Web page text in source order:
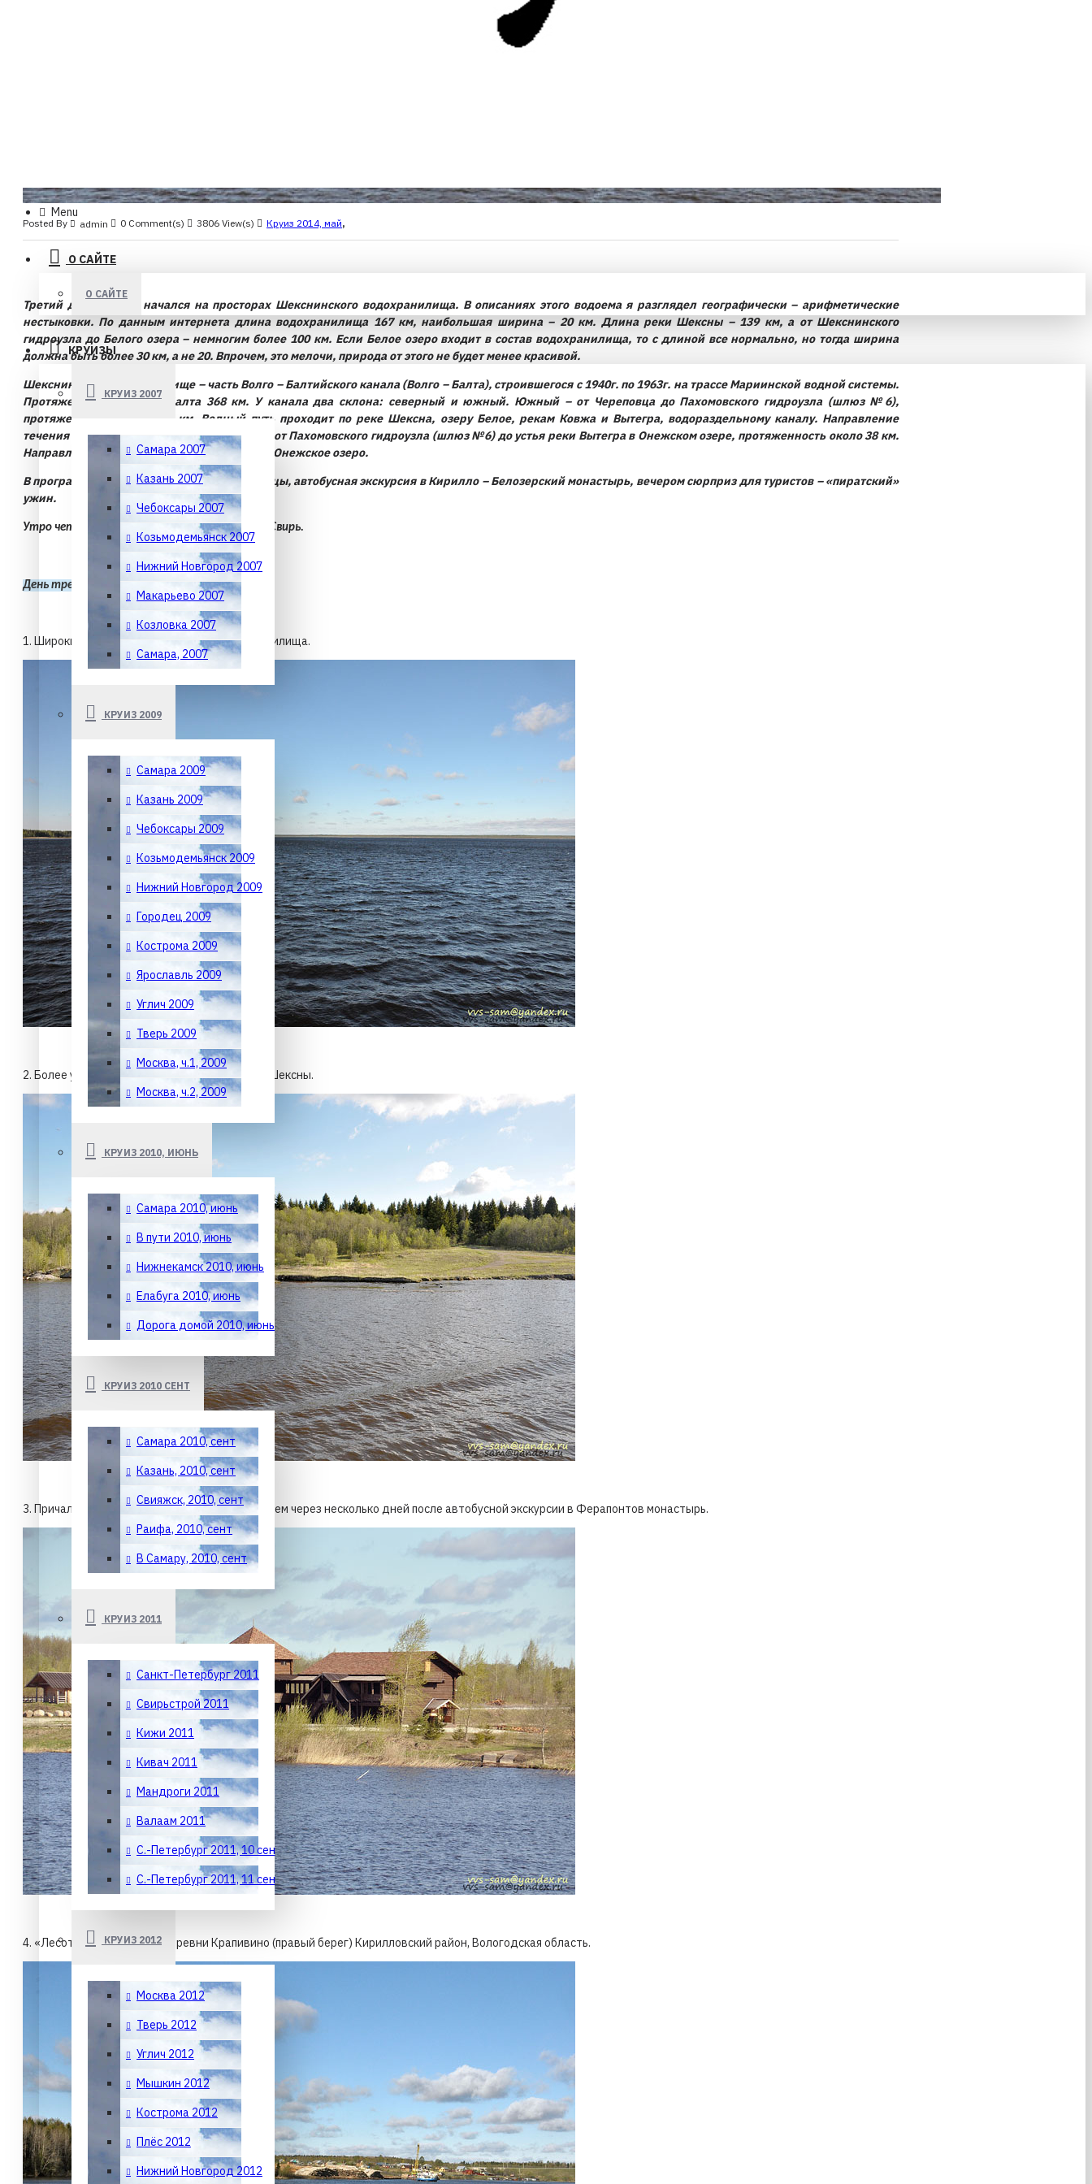
Menu
О САЙТЕ
О САЙТЕ
КРУИЗЫ
КРУИЗ 2007
Самара 2007
Казань 2007
Чебоксары 2007
Козьмодемьянск 2007
Нижний Новгород 2007
Макарьево 2007
Козловка 2007
Самара, 2007
КРУИЗ 2009
Самара 2009
Казань 2009
Чебоксары 2009
Козьмодемьянск 2009
Нижний Новгород 2009
Городец 2009
Кострома 2009
Ярославль 2009
Углич 2009
Тверь 2009
Москва, ч.1, 2009
Москва, ч.2, 2009
КРУИЗ 2010, ИЮНЬ
Самара 2010, июнь
В пути 2010, июнь
Нижнекамск 2010, июнь
Елабуга 2010, июнь
Дорога домой 2010, июнь
КРУИЗ 2010 СЕНТ
Самара 2010, сент
Казань, 2010, сент
Свияжск, 2010, сент
Раифа, 2010, сент
В Самару, 2010, сент
КРУИЗ 2011
Санкт-Петербург 2011
Свирьстрой 2011
Кижи 2011
Кивач 2011
Мандроги 2011
Валаам 2011
С.-Петербург 2011, 10 сент.
С.-Петербург 2011, 11 сент.
КРУИЗ 2012
Москва 2012
Тверь 2012
Углич 2012
Мышкин 2012
Кострома 2012
Плёс 2012
Нижний Новгород 2012
Posted By admin 0 Comment(s) 3806 View(s) Круиз 2014, май,
Третий день круиза начался на просторах Шекснинского водохранилища. В описаниях этого водоема я разглядел географически – арифметические
нестыковки. По данным интернета длина водохранилища 167 км, наибольшая ширина – 20 км. Длина реки Шексны – 139 км, а от Шекснинского
гидроузла до Белого озера – немногим более 100 км. Если Белое озеро входит в состав водохранилища, то с длиной все нормально, но тогда ширина
должна быть более 30 км, а не 20. Впрочем, это мелочи, природа от этого не будет менее красивой.
Шекснинское водохранилище – часть Волго – Балтийского канала (Волго – Балта), строившегося с 1940г. по 1963г. на трассе Мариинской водной системы.
Протяженность Волго – Балта 368 км. У канала два склона: северный и южный. Южный – от Череповца до Пахомовского гидроузла (шлюз №6),
протяженность около 330 км. Водный путь проходит по реке Шексна, озеру Белое, рекам Ковжа и Вытегра, водораздельному каналу. Направление
течения – на юг, к Волге. Северный склон – от Пахомовского гидроузла (шлюз №6) до устья реки Вытегра в Онежском озере, протяженность около 38 км.
Направление течения – на северо – запад, в Онежское озеро.
В программе третьего дня: прибытие в Горицы, автобусная экскурсия в Кирилло – Белозерский монастырь, вечером сюрприз для туристов – «пиратский»
ужин.
Утро четвертого дня встретим уже на реке Свирь.
День третий, 14.05.2014, Горицы.
1. Широкие просторы Шекснинского водохранилища.
2. Более узкая часть водохранилища – русло Шексны.
3. Причал Кузино (левый берег), куда мы попадем через несколько дней после автобусной экскурсии в Ферапонтов монастырь.
4. «Лесоторговая» база у деревни Крапивино (правый берег) Кирилловский район, Вологодская область.